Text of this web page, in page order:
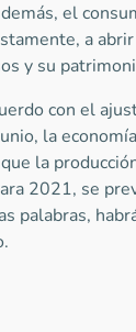
el
a
y su
con el
la
la
2021, se
palabras,